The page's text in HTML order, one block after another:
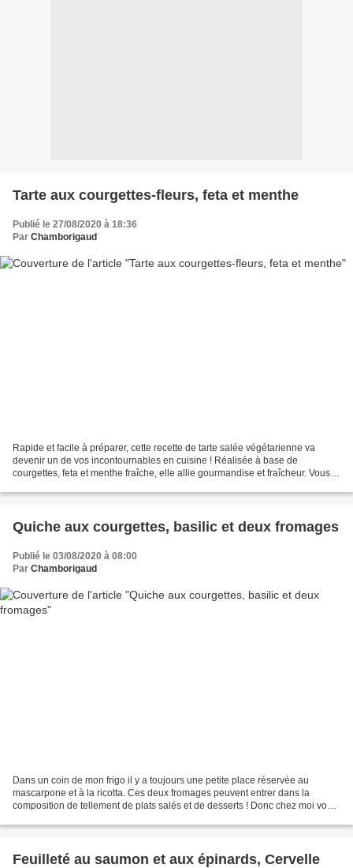
Tarte aux courgettes-fleurs, feta et menthe
Publié le 27/08/2020 à 18:36
Par Chamborigaud
Rapide et facile à préparer, cette recette de tarte salée végétarienne va
devenir un de vos incontournables en cuisine ! Réalisée à base de
courgettes, feta et menthe fraîche, elle allie gourmandise et fraîcheur. Vous
Quiche aux courgettes, basilic et deux fromages
Publié le 03/08/2020 à 08:00
Par Chamborigaud
Dans un coin de mon frigo il y a toujours une petite place réservée au
mascarpone et à la ricotta. Ces deux fromages peuvent entrer dans la
composition de tellement de plats salés et de desserts ! Donc chez moi vous
Feuilleté au saumon et aux épinards, Cervelle